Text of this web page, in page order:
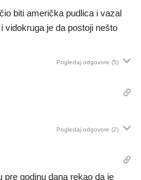
biti američka pudlica i vazal
vidokruga je da postoji nešto
Pogledaj odgovore (5)
Pogledaj odgovore (2)
godinu dana rekao da je